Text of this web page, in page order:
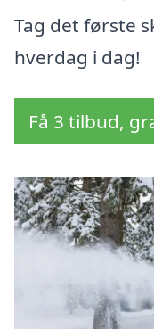
Tag det første
hverdag i dag!
Få 3 tilbud,